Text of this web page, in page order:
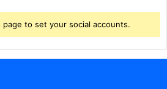
to set your social accounts.